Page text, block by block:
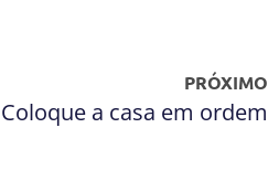
PRÓXIMO
Coloque a casa em ordem